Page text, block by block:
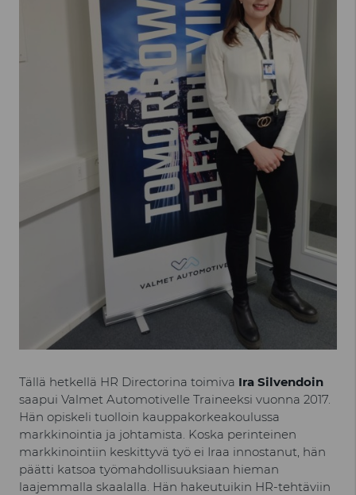
Tällä hetkellä HR Directorina toimiva Ira Silvendoin
saapui Valmet Automotivelle Traineeksi vuonna 2017.
Hän opiskeli tuolloin kauppakorkeakoulussa
markkinointia ja johtamista. Koska perinteinen
markkinointiin keskittyvä työ ei Iraa innostanut, hän
päätti katsoa työmahdollisuuksiaan hieman
laajemmalla skaalalla. Hän hakeutuikin HR-tehtäviin